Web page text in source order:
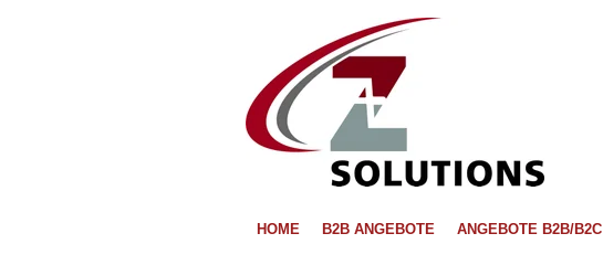
HOME B2B ANGEBOTE ANGEBOTE B2B/B2C